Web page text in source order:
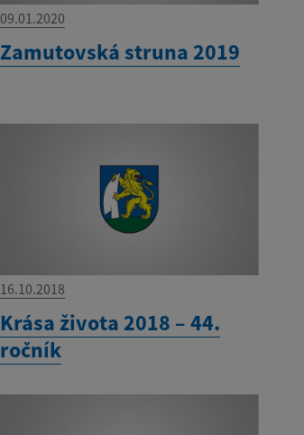
09.01.2020
Zamutovská struna 2019
16.10.2018
Krása života 2018 – 44.
ročník